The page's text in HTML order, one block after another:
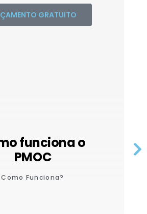
GRATUITO
funciona o
PMOC
Como Funciona?